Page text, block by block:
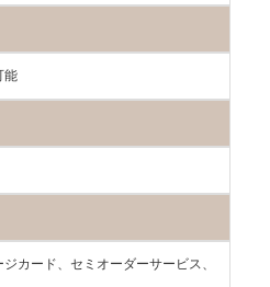
能
カード、セミオーダーサービス、